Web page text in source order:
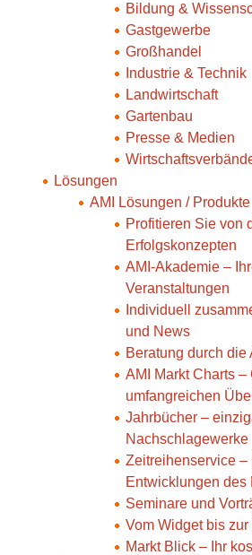
Bildung &
Gastgewerbe
Großhandel
Industrie & Technik
Landwirtschaft
Gartenbau
Presse & Medien
Lösungen
AMI Lösungen / Produkte
Profitieren Sie von
Erfolgskonzepten
AMI-Akademie –
Veranstaltungen
Individuell
und News
Beratung durch die
AMI Markt Charts –
umfangreichen
Jahrbücher –
Nachschlagewerke
Zeitreihenservice –
Entwicklungen des
Seminare und
Vom Widget bis
Markt Blick – Ihr